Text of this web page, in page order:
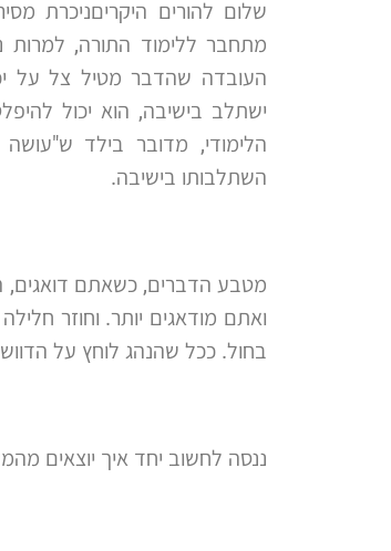
שלום להורים היקריםניכרת
מתחבר ללימוד התורה, למרות
העובדה שהדבר מטיל צל על
ישתלב בישיבה, הוא יכול
הלימודי, מדובר בילד
השתלבותו בישיבה.
מטבע הדברים, כשאתם דואגים,
ואתם מודאגים יותר. וחוזר
בחול. ככל שהנהג לוחץ על
ננסה לחשוב יחד איך יוצאים